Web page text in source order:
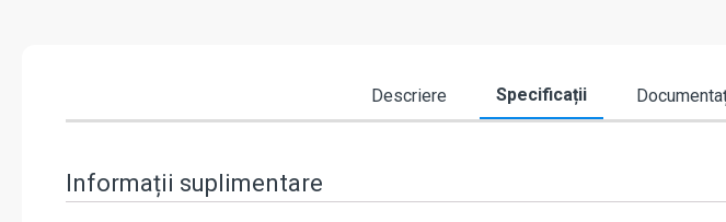
Descriere Specificații
Informații suplimentare